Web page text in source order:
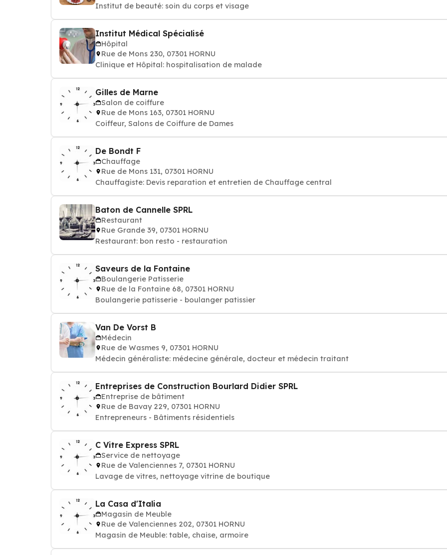
Institut de beauté: soin du corps et visage
Institut Médical Spécialisé
Hôpital
Rue de Mons 230, 07301 HORNU
Clinique et Hôpital: hospitalisation de malade
Gilles de Marne
Salon de coiffure
Rue de Mons 163, 07301 HORNU
Coiffeur, Salons de Coiffure de Dames
De Bondt F
Chauffage
Rue de Mons 131, 07301 HORNU
Chauffagiste: Devis reparation et entretien de Chauffage central
Baton de Cannelle SPRL
Restaurant
Rue Grande 39, 07301 HORNU
Restaurant: bon resto - restauration
Saveurs de la Fontaine
Boulangerie Patisserie
Rue de la Fontaine 68, 07301 HORNU
Boulangerie patisserie - boulanger patissier
Van De Vorst B
Médecin
Rue de Wasmes 9, 07301 HORNU
Médecin généraliste: médecine générale, docteur et médecin traitant
Entreprises de Construction Bourlard Didier SPRL
Entreprise de bâtiment
Rue de Bavay 229, 07301 HORNU
Entrepreneurs - Bâtiments résidentiels
C Vitre Express SPRL
Service de nettoyage
Rue de Valenciennes 7, 07301 HORNU
Lavage de vitres, nettoyage vitrine de boutique
La Casa d'Italia
Magasin de Meuble
Rue de Valenciennes 202, 07301 HORNU
Magasin de Meuble: table, chaise, armoire